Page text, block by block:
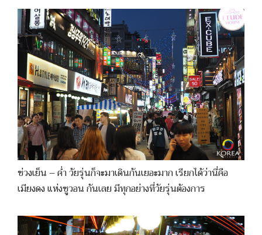
ช่วงเย็น – ค่ำ วัยรุ่นก็จะมาเดินกันเยอะมาก เรียกได้ว่านี่คือ
เมียงดง แห่งซูวอน กันเลย มีทุกอย่างที่วัยรุ่นต้องการ